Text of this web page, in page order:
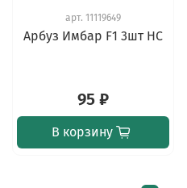
арт. 11119649
Арбуз Имбар F1 3шт НС
95 ₽
В корзину